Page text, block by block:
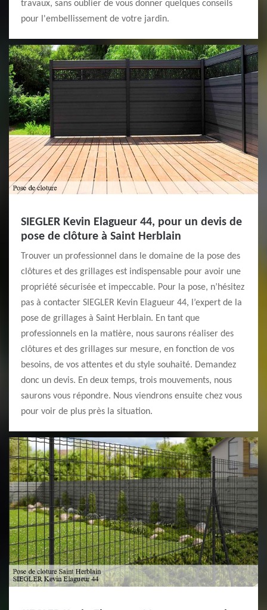
travaux, sans oublier de vous donner quelques conseils
pour l'embellissement de votre jardin.
SIEGLER Kevin Elagueur 44, pour un devis de
pose de clôture à Saint Herblain
Trouver un professionnel dans le domaine de la pose des
clôtures et des grillages est indispensable pour avoir une
propriété sécurisée et impeccable. Pour la pose, n’hésitez
pas à contacter SIEGLER Kevin Elagueur 44, l’expert de la
pose de grillages à Saint Herblain. En tant que
professionnels en la matière, nous saurons réaliser des
clôtures et des grillages sur mesure, en fonction de vos
besoins, de vos attentes et du style souhaité. Demandez
donc un devis. En deux temps, trois mouvements, nous
saurons vous répondre. Nous viendrons ensuite chez vous
pour voir de plus près la situation.